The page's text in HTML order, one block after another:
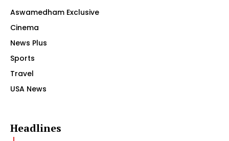
Aswamedham Exclusive
Cinema
News Plus
Sports
Travel
USA News
Headlines